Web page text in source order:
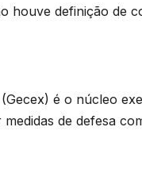
houve definição de
é o núcleo
de defesa